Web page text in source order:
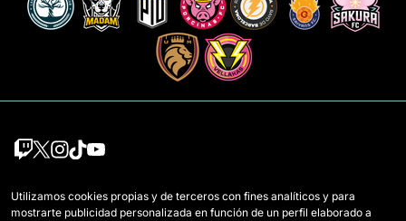
Squadre Regolamento
Utilizamos cookies propias y de terceros con fines analíticos y para
mostrarte publicidad personalizada en función de un perfil elaborado a